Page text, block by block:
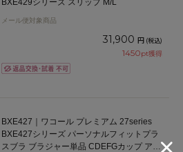
BXE429シリーズ スリップ M/L
メール便対象商品
31,900 円 (税込)
1450pt獲得
BXE427｜ワコール プレミアム 27series
BXE427シリーズ パーソナルフィットプラ
スブラ ブラジャー単品 CDEFGカップ アン